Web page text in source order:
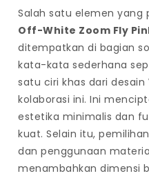
Salah satu elemen yang
Off-White Zoom Fly
ditempatkan di bagian
kata-kata sederhana
satu ciri khas dari desain
kolaborasi ini. Ini
estetika minimalis dan
kuat. Selain itu,
dan penggunaan
menambahkan dimensi